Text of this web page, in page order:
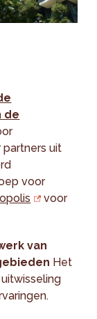
de
uit
voor
voor
van
Het